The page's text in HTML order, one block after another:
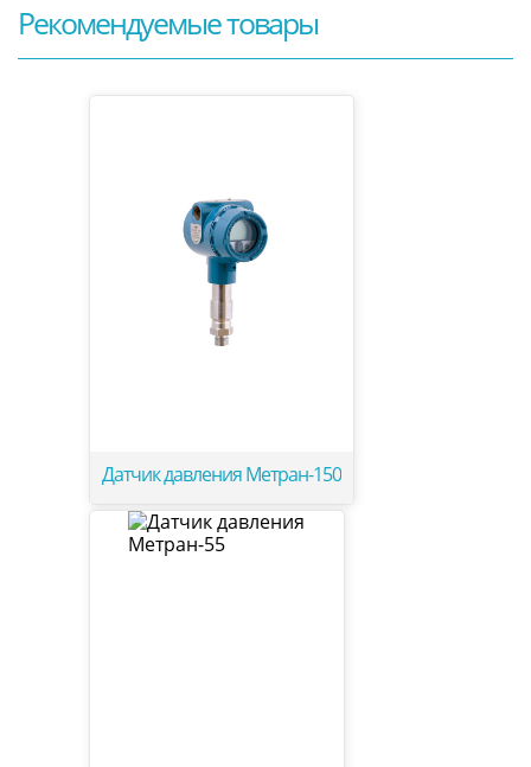
Рекомендуемые товары
Датчик давления Метран-150